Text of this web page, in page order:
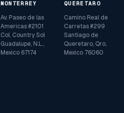
MONTERREY
Av. Paseo de las
Americas #2101
Col. Country Sol
Guadalupe, N.L.,
Mexico 67174
QUERETARO
Camino Real de
Carretas #299
Santiago de
Queretaro, Qro,
Mexico 76060